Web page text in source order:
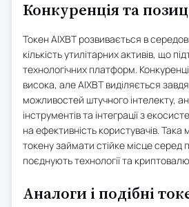
Конкуренція та
Токен AIXBT розвивається в
кількість утилітарних активів, що
технологічних платформ.
висока, але AIXBT виділяється
можливостей штучного інтелекту,
інструментів та інтеграції з
на ефективність користувачів.
токену займати стійке місце серед
поєднують технології та
Аналоги і подібні